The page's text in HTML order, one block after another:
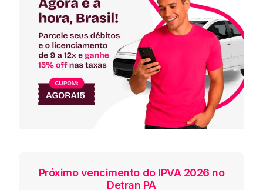
Próximo vencimento do IPVA 2026 no
Detran PA